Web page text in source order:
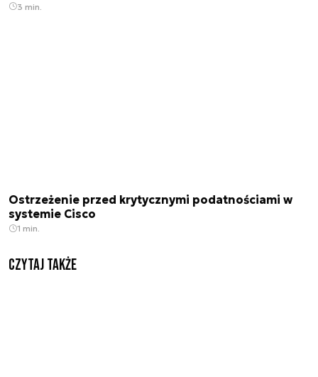
3 min.
Ostrzeżenie przed krytycznymi podatnościami w
systemie Cisco
1 min.
Czytaj także